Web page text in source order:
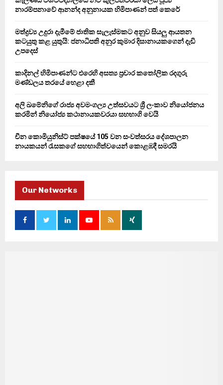
r
H
නාරම්පනාවේ ආනන්ද අනුනායක හිමිපාණන් පත් කෙරේ
මත්ද්‍රව්‍ය උදුරා දැමීමේ ජාතික සැලැස්මකට අනුව සියලු ආයතන
කටයුතු කළ යුතුයි: ජනාධිපති අනුර කුමාර දිසානායකගෙන් දැඩි
උපදෙස්
කාදිනල් හිමිපාණන්ට එරෙහි අසත්‍ය ප්‍රචාර කතෝලික රදගුරු
මණ්ඩලය තරයේ හෙළා දකී
අලි ඛමේනිගේ රාජ්‍ය අවමංගල්‍ය උත්සවයට ශ්‍රී ලංකාව නියෝජනය
කරමින් නියෝජ්‍ය කථානායකවරයා සහභාගි වෙයි
චීන කොමියුනිස්ට් පක්ෂයේ 105 වන සංවත්සරය දේශපාලන
නායකයන් රැසකගේ සහභාගිත්වයෙන් කොළඹදී සමරයි
Our Networks